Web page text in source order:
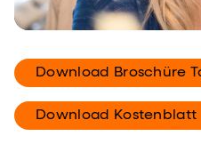
Download Broschüre
Download Kostenblatt